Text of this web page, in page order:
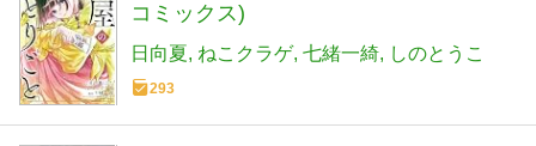
コミックス)
日向夏 ねこクラゲ 七緒一綺 しのとうこ
293